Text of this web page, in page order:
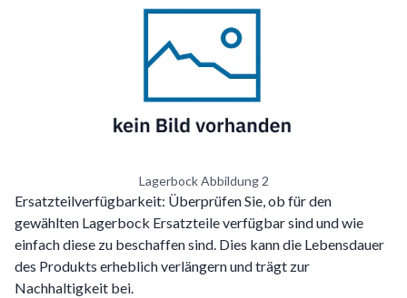
Lagerbock Abbildung 2
Ersatzteilverfügbarkeit: Überprüfen Sie, ob für den
gewählten Lagerbock Ersatzteile verfügbar sind und wie
einfach diese zu beschaffen sind. Dies kann die Lebensdauer
des Produkts erheblich verlängern und trägt zur
Nachhaltigkeit bei.